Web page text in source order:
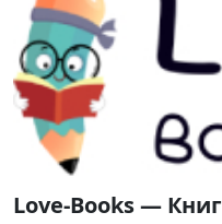
Love-Books —